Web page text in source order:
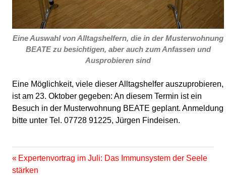
Eine Auswahl von Alltagshelfern, die in der Musterwohnung
BEATE zu besichtigen, aber auch zum Anfassen und
Ausprobieren sind
Eine Möglichkeit, viele dieser Alltagshelfer auszuprobieren,
ist am 23. Oktober gegeben: An diesem Termin ist ein
Besuch in der Musterwohnung BEATE geplant. Anmeldung
bitte unter Tel. 07728 91225, Jürgen Findeisen.
Beitragsnavigation
Vorheriger
Beitrag:
Expertenvortrag im Juli: Das Immunsystem der Seele
stärken